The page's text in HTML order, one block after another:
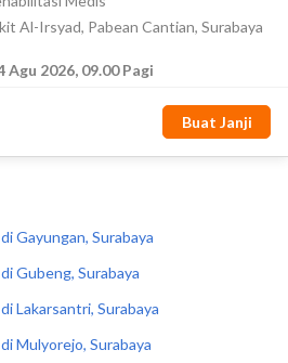
Gayungan, Surabaya
Gubeng, Surabaya
Lakarsantri, Surabaya
Mulyorejo, Surabaya